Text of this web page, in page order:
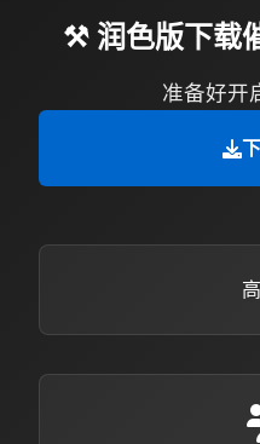
⚒️ 润色版下载
准备好开